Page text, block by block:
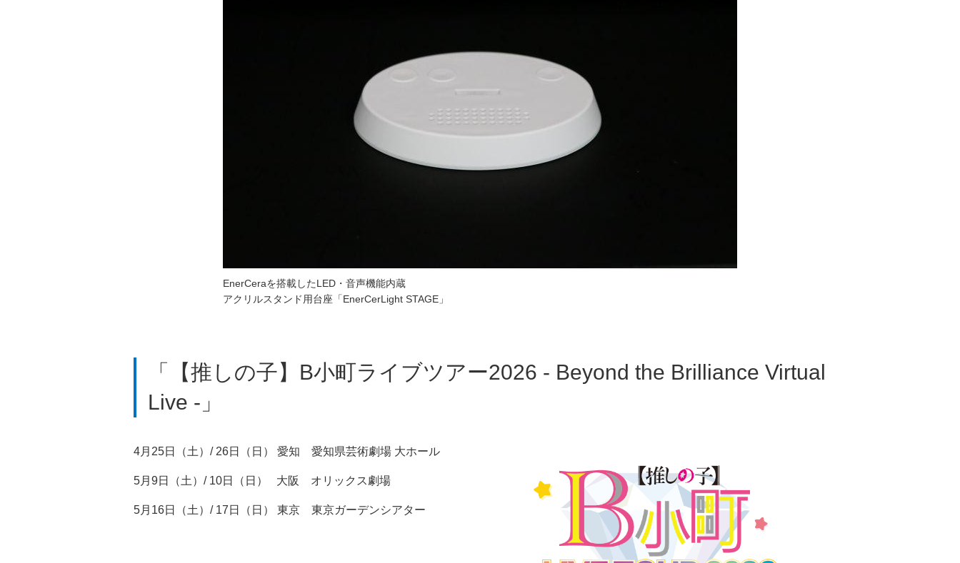
EnerCeraを搭載したLED・音声機能内蔵
アクリルスタンド用台座「EnerCerLight STAGE」
「【推しの子】B小町ライブツアー2026 - Beyond the Brilliance Virtual
Live -」
4月25日（土）/ 26日（日） 愛知 愛知県芸術劇場 大ホール
5月9日（土）/ 10日（日） 大阪 オリックス劇場
5月16日（土）/ 17日（日） 東京 東京ガーデンシアター